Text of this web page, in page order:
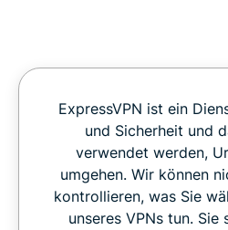
ExpressVPN ist ein
und Sicherheit und
verwendet werden,
umgehen. Wir können
kontrollieren, was Sie
unseres VPNs tun. Sie